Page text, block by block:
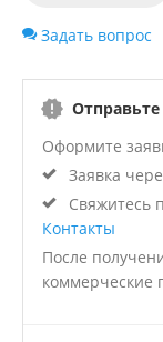
Задать вопрос
Отправьте
Оформите
Заявка
Свяжитесь
Контакты
После
коммерческие